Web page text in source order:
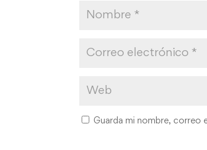
Guarda mi nombre, correo